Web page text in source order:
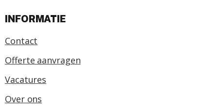
INFORMATIE
Contact
Offerte aanvragen
Vacatures
Over ons